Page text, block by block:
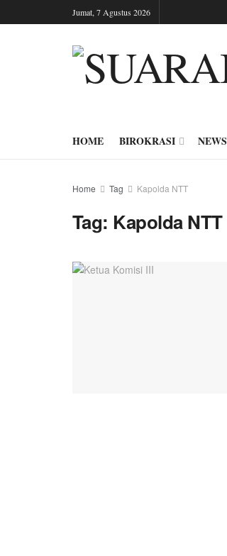
Jumat, 7 Agustus 2026
HOME BIROKRASI NEWS
Home Tag Kapolda NTT
Tag: Kapolda NTT